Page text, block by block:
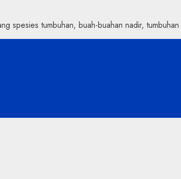
spesies tumbuhan, buah-buahan nadir,